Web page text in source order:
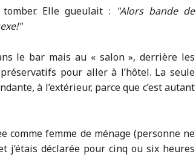
Elle gueulait :
Alors bande de
le bar mais au « salon », derrière les
pour aller à l’hôtel. La seule
à l’extérieur, parce que c’est autant
comme femme de ménage (personne ne
j’étais déclarée pour cinq ou six heures